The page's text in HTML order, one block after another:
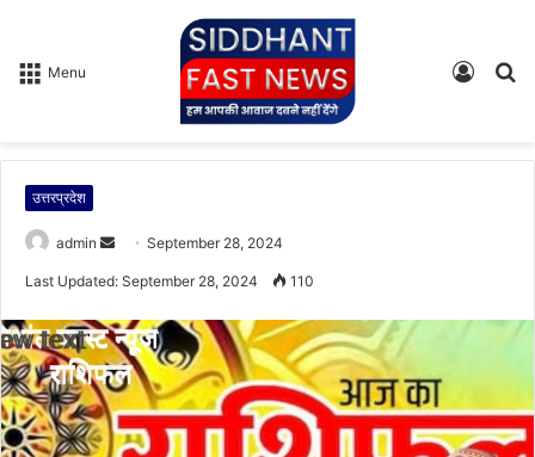
Menu
Log
उत्तरप्रदेश
admin
d
a
n
e
m
September 28, 2024
Last Updated: September 28, 2024 110